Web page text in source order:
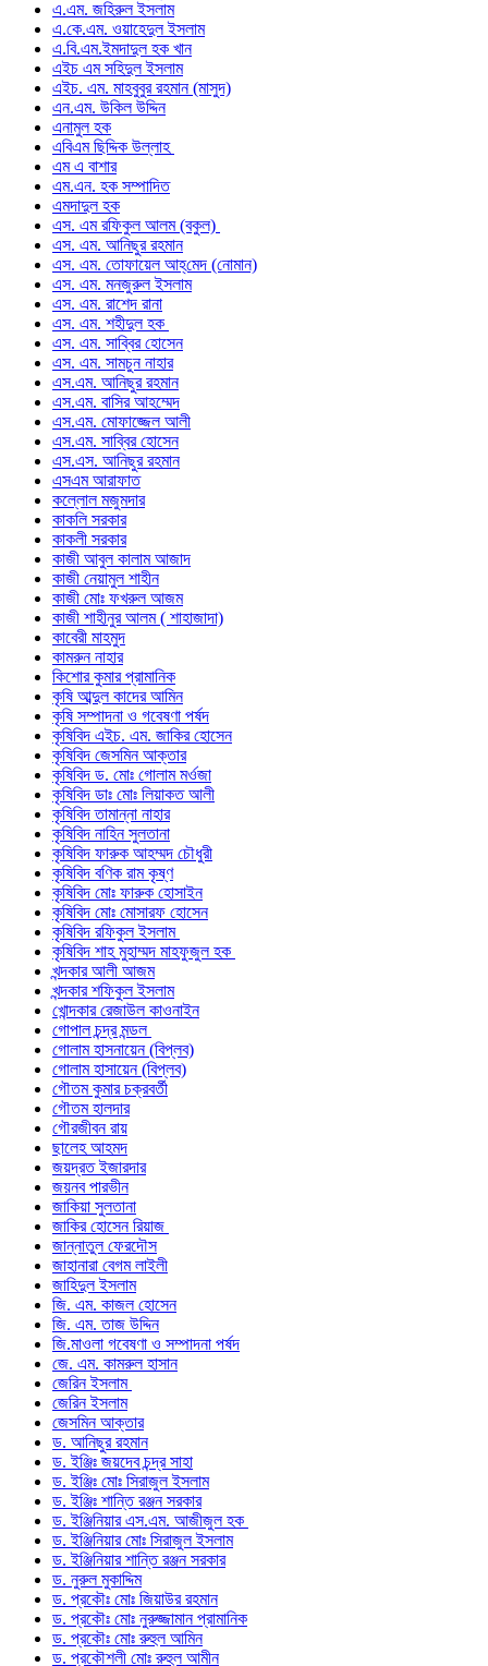
এ.এম. জহিরুল ইসলাম
এ.কে.এম. ওয়াহেদুল ইসলাম
এ.বি.এম.ইমদাদুল হক খান
এইচ এম সহিদুল ইসলাম
এইচ. এম. মাহবুবুর রহমান (মাসুদ)
এন.এম. উকিল উদ্দিন
এনামুল হক
এবিএম ছিদ্দিক উল্লাহ
এম এ বাশার
এম.এন. হক সম্পাদিত
এমদাদুল হক
এস. এম রফিকুল আলম (বকুল)
এস. এম. আনিছুর রহমান
এস. এম. তোফায়েল আহ্‌মেদ (নোমান)
এস. এম. মনজুরুল ইসলাম
এস. এম. রাশেদ রানা
এস. এম. শহীদুল হক
এস. এম. সাব্বির হোসেন
এস. এম. সামচুন নাহার
এস.এম. আনিছুর রহমান
এস.এম. বাসির আহম্মেদ
এস.এম. মোফাজ্জেল আলী
এস.এম. সাব্বির হোসেন
এস.এস. আনিছুর রহমান
এসএম আরাফাত
কল্লোল মজুমদার
কাকলি সরকার
কাকলী সরকার
কাজী আবুল কালাম আজাদ
কাজী নেয়ামুল শাহীন
কাজী মোঃ ফখরুল আজম
কাজী শাহীনুর আলম ( শাহাজাদা)
কাবেরী মাহমুদ
কামরুন নাহার
কিশোর কুমার প্রামানিক
কৃষি আব্দুল কাদের আমিন
কৃষি সম্পাদনা ও গবেষণা পর্ষদ
কৃষিবিদ এইচ. এম. জাকির হোসেন
কৃষিবিদ জেসমিন আক্তার
কৃষিবিদ ড. মোঃ গোলাম মর্ওজা
কৃষিবিদ ডাঃ মোঃ লিয়াকত আলী
কৃষিবিদ তামান্না নাহার
কৃষিবিদ নাহিন সুলতানা
কৃষিবিদ ফারুক আহম্মদ চৌধুরী
কৃষিবিদ বণিক রাম কৃষ্ণ
কৃষিবিদ মোঃ ফারুক হোসাইন
কৃষিবিদ মোঃ মোসারফ হোসেন
কৃষিবিদ রফিকুল ইসলাম
কৃষিবিদ শাহ মুহাম্মদ মাহফুজুল হক
খন্দকার আলী আজম
খন্দকার শফিকুল ইসলাম
খোন্দকার রেজাউল কাওনাইন
গোপাল চন্দ্র মন্ডল
গোলাম হাসনায়েন (বিপ্লব)
গোলাম হাসায়েন (বিপ্লব)
গৌতম কুমার চক্রবর্তী
গৌতম হালদার
গৌরজীবন রায়
ছালেহ আহমদ
জয়দ্রত ইজারদার
জয়নব পারভীন
জাকিয়া সুলতানা
জাকির হোসেন রিয়াজ
জান্নাতুল ফেরদৌস
জাহানারা বেগম লাইলী
জাহিদুল ইসলাম
জি. এম. কাজল হোসেন
জি. এম. তাজ উদ্দিন
জি.মাওলা গবেষণা ও সম্পাদনা পর্ষদ
জে. এম. কামরুল হাসান
জেরিন ইসলাম
জেরিন ইসলাম
জেসমিন আক্তার
ড. আনিছুর রহমান
ড. ইঞ্জিঃ জয়দেব চন্দ্র সাহা
ড. ইঞ্জিঃ মোঃ সিরাজুল ইসলাম
ড. ইঞ্জিঃ শান্তি রঞ্জন সরকার
ড. ইঞ্জিনিয়ার এস.এম. আজীজুল হক
ড. ইঞ্জিনিয়ার মোঃ সিরাজুল ইসলাম
ড. ইঞ্জিনিয়ার শান্তি রঞ্জন সরকার
ড. নুরুল মুকাদ্দিম
ড. প্রকৌঃ মোঃ জিয়াউর রহমান
ড. প্রকৌঃ মোঃ নুরুজ্জামান প্রামানিক
ড. প্রকৌঃ মোঃ রুহুল আমিন
ড. প্রকৌশলী মোঃ রুহুল আমীন